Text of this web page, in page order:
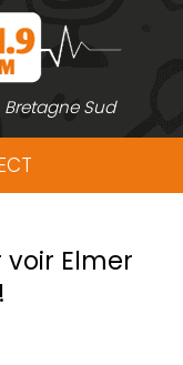
Bretagne Sud
Elmer